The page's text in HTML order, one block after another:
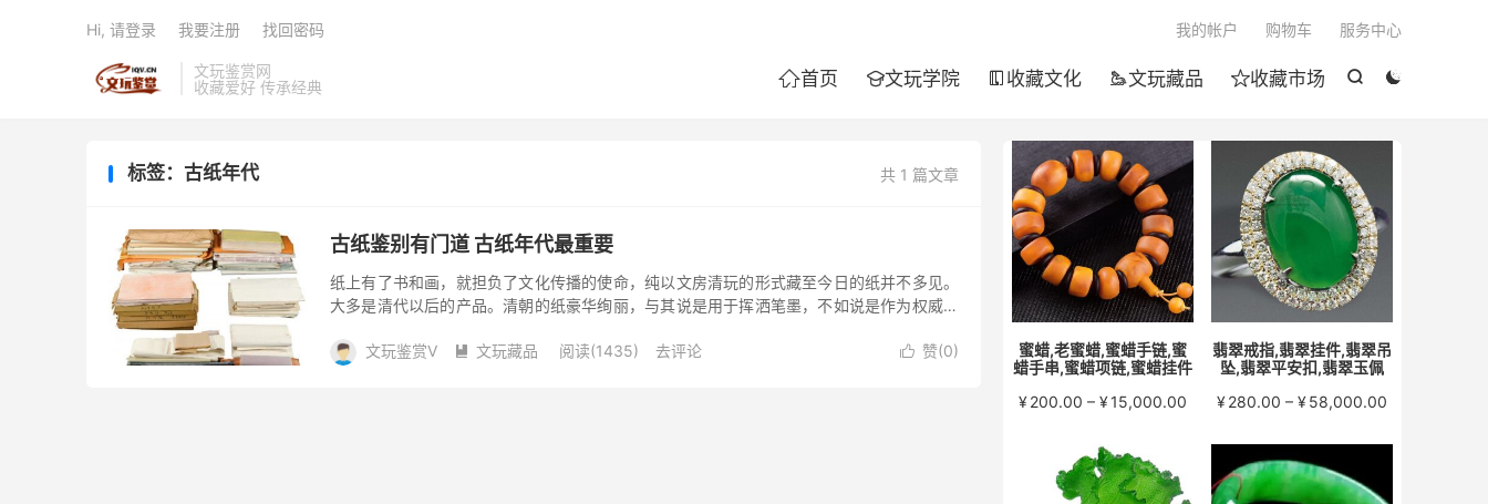
文玩鉴赏网
收藏爱好 传承经典


首页 文玩学院  收藏文化 文玩藏品 收藏市场
我的帐户 购物车 服务中心
Hi, 请登录 我要注册 找回密码
共 1 篇文章
标签：古纸年代
古纸鉴别有门道 古纸年代最重要
纸上有了书和画，就担负了文化传播的使命，纯以文房清玩的形式藏至今日的纸并不多见。
大多是清代以后的产品。清朝的纸豪华绚丽，与其说是用于挥洒笔墨，不如说是作为权威的
欲...
 赞(0)
文玩鉴赏V  文玩藏品 阅读(1435) 去评论
蜜蜡,老蜜蜡,蜜蜡手链,蜜
蜡手串,蜜蜡项链,蜜蜡挂件
¥200.00 – ¥15,000.00
¥200.00
翡翠戒指,翡翠挂件,翡翠吊
坠,翡翠平安扣,翡翠玉佩
¥280.00 – ¥58,000.00
范